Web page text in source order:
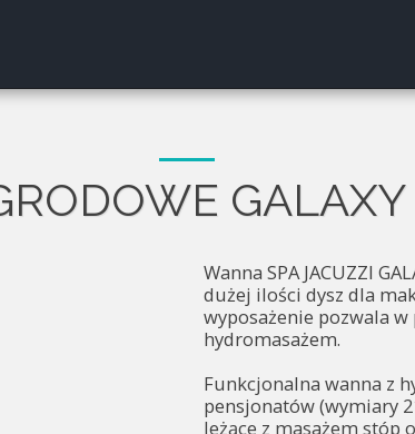
Wanna SPA JACUZZI
dużej ilości dysz dla
wyposażenie pozwala w
hydromasażem.
Funkcjonalna wanna z
pensjonatów (wymiary
leżące z masażem stóp